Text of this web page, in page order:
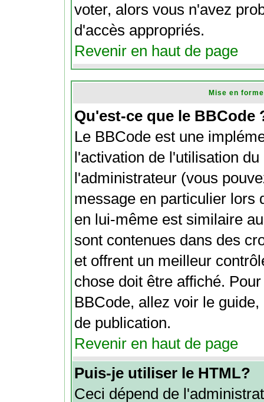
voter, alors vous n'avez
d'accès appropriés.
Revenir en haut de page
Mise en
Qu'est-ce que le BBCode
Le BBCode est une
l'activation de l'utilisation
l'administrateur (vous
message en particulier lors
en lui-même est similaire
sont contenues dans des
et offrent un meilleur
chose doit être affiché.
BBCode, allez voir le
de publication.
Revenir en haut de page
Puis-je utiliser le HTML?
Ceci dépend de